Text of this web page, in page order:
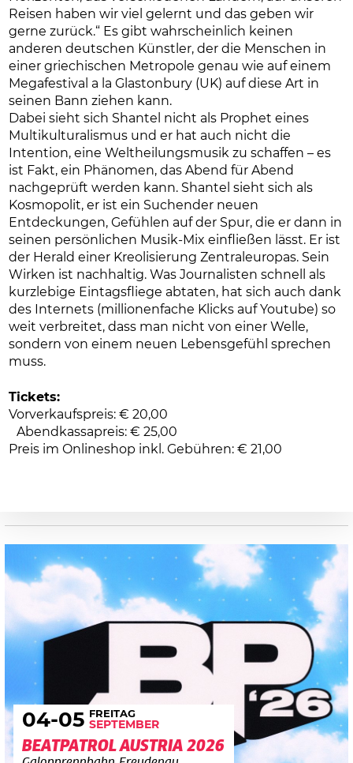
Reisen haben wir viel gelernt und das geben wir
gerne zurück.“ Es gibt wahrscheinlich keinen
anderen deutschen Künstler, der die Menschen in
einer griechischen Metropole genau wie auf einem
Megafestival a la Glastonbury (UK) auf diese Art in
seinen Bann ziehen kann.
Dabei sieht sich Shantel nicht als Prophet eines
Multikulturalismus und er hat auch nicht die
Intention, eine Weltheilungsmusik zu schaffen – es
ist Fakt, ein Phänomen, das Abend für Abend
nachgeprüft werden kann. Shantel sieht sich als
Kosmopolit, er ist ein Suchender neuen
Entdeckungen, Gefühlen auf der Spur, die er dann in
seinen persönlichen Musik-Mix einfließen lässt. Er ist
der Herald einer Kreolisierung Zentraleuropas. Sein
Wirken ist nachhaltig. Was Journalisten schnell als
kurzlebige Eintagsfliege abtaten, hat sich auch dank
des Internets (millionenfache Klicks auf Youtube) so
weit verbreitet, dass man nicht von einer Welle,
sondern von einem neuen Lebensgefühl sprechen
muss.
Tickets:
Vorverkaufspreis: € 20,00
Abendkassapreis: € 25,00
Preis im Onlineshop inkl. Gebühren: € 21,00
04-05 FREITAG
SEPTEMBER
BEATPATROL AUSTRIA 2026